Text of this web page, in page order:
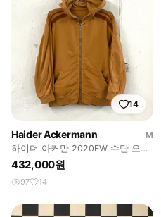
14
Haider Ackermann
M
하이더 아커만 2020FW 수단 오렌
지 후드 집업
432,000원
97 14